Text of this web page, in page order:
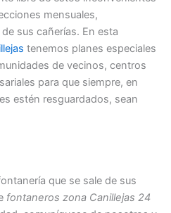
mensuales,
sus cañerías. En esta
tenemos planes especiales
de vecinos, centros
para que siempre, en
estén resguardados, sean
que se sale de sus
fontaneros zona Canillejas 24